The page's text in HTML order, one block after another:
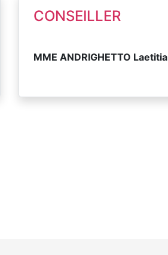
CONSEILLER
MME ANDRIGHETTO Laetitia